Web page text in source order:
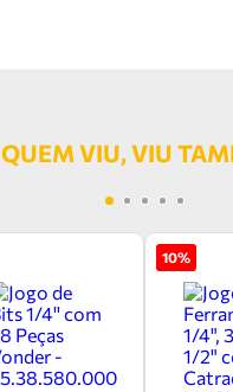
QUEM VIU, VIU
10%